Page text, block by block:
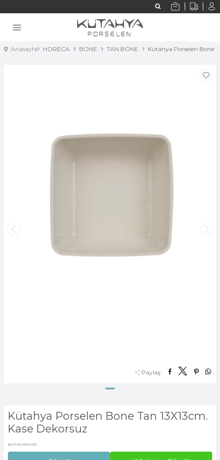
Anasayfa HORECA BONE TAN BONE Kütahya Porselen Bone
Paylaş:
Kütahya Porselen Bone Tan 13X13cm.
Kase Dekorsuz
BNTAN13KS00